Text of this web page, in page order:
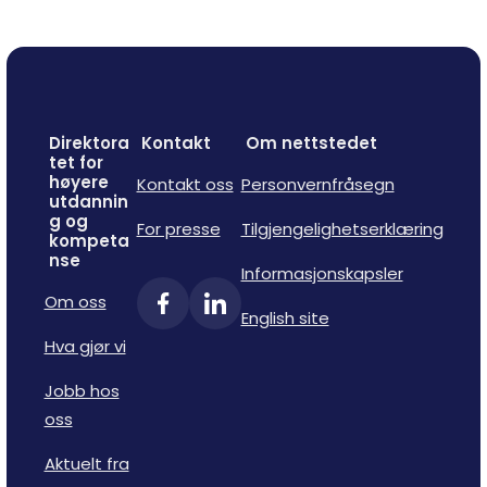
Direktora
tet for
høyere
utdannin
g og
kompeta
nse
Om oss
Hva gjør vi
Jobb hos
oss
Aktuelt fra
Kontakt
Kontakt oss
For presse
Om nettstedet
Personvernfråsegn
Tilgjengelighetserklæring
Informasjonskapsler
English site